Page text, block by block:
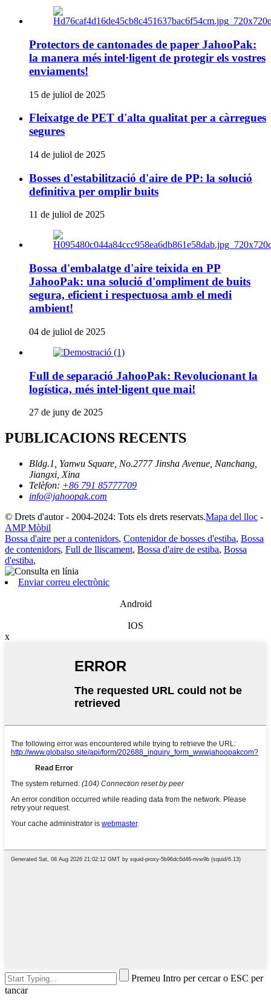
Protectors de cantonades de paper JahooPak:
la manera més intel·ligent de protegir els vostres
enviaments!
15 de juliol de 2025
Fleixatge de PET d'alta qualitat per a càrregues
segures
14 de juliol de 2025
Bosses d'estabilització d'aire de PP: la solució
definitiva per omplir buits
11 de juliol de 2025
Bossa d'embalatge d'aire teixida en PP
JahooPak: una solució d'ompliment de buits
segura, eficient i respectuosa amb el medi
ambient!
04 de juliol de 2025
Full de separació JahooPak: Revolucionant la
logística, més intel·ligent que mai!
27 de juny de 2025
PUBLICACIONS RECENTS
Bldg.1, Yanwu Square, No.2777 Jinsha Avenue, Nanchang,
Jiangxi, Xina
Telèfon: +86 791 85777709
info@jahoopak.com
© Drets d'autor - 2004-2024: Tots els drets reservats.Mapa del lloc -
AMP Mòbil
Bossa d'aire per a contenidors, Contenidor de bosses d'estiba, Bossa
de contenidors, Full de lliscament, Bossa d'aire de estiba, Bossa
d'estiba,
Enviar correu electrònic
Android
IOS
x
Premeu Intro per cercar o ESC per
tancar